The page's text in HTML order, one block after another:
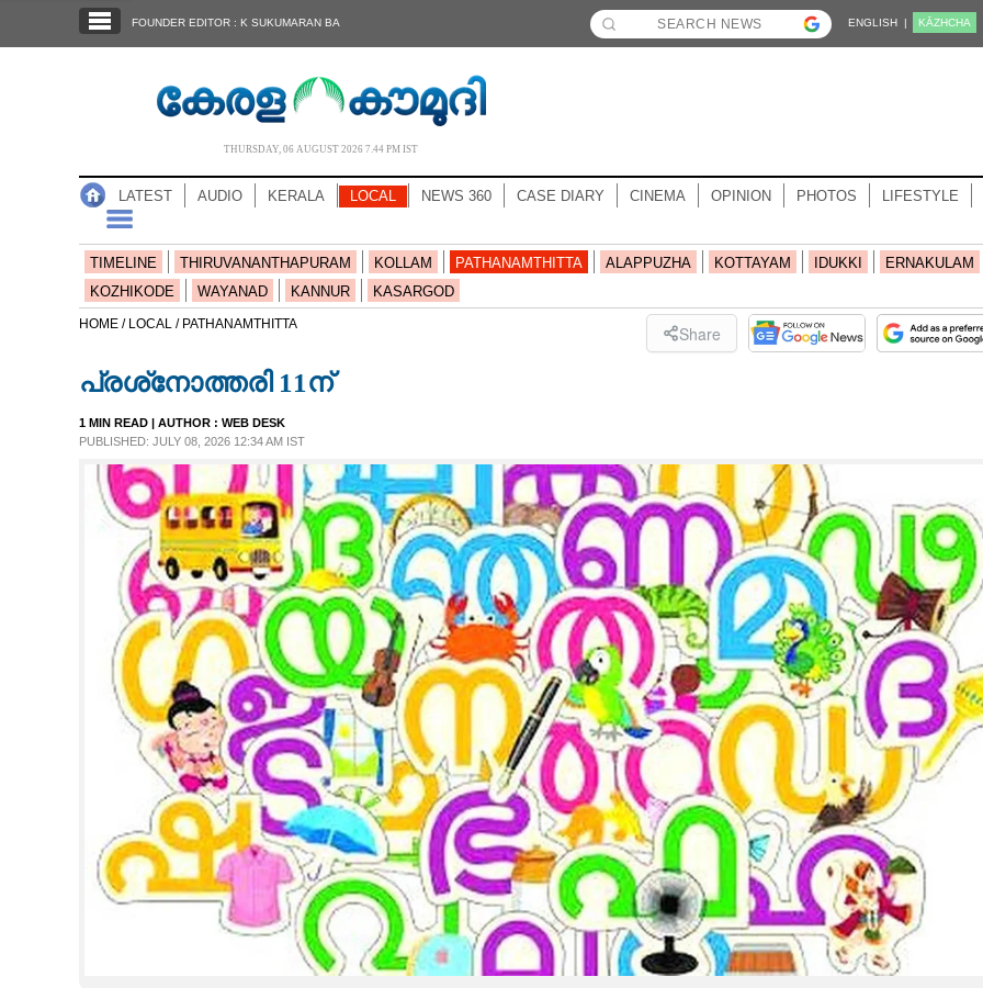
NOTIFIED NEWS
NEWS 360
CASE DIARY
FOUNDER EDITOR : K SUKUMARAN BA ENGLISH | KĀZHCHA
THURSDAY, 06 AUGUST 2026 7.44 PM IST
LATEST AUDIO KERALA LOCAL NEWS 360 CASE DIARY CINEMA OPINION PHOTOS LIFESTYLE
TIMELINE THIRUVANANTHAPURAM KOLLAM PATHANAMTHITTA ALAPPUZHA KOTTAYAM IDUKKI
ERNAKULAM
KOZHIKODE
WAYANAD KANNUR KASARGOD
HOME / LOCAL / PATHANAMTHITTA Share
പ്രശ്‌നോത്തരി 11ന്
1 MIN READ | AUTHOR : WEB DESK
PUBLISHED: JULY 08, 2026 12:34 AM IST